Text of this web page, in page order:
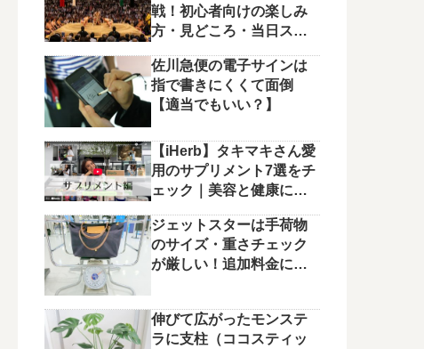
戦！初心者向けの楽しみ
方・見どころ・当日スケ
佐川急便の電子サインは
指で書きにくくて面倒
【適当でもいい？】
【iHerb】タキマキさん愛
用のサプリメント7選をチ
ェック｜美容と健康に役
ジェットスターは手荷物
のサイズ・重さチェック
が厳しい！追加料金にご
伸びて広がったモンステ
ラに支柱（ココスティッ